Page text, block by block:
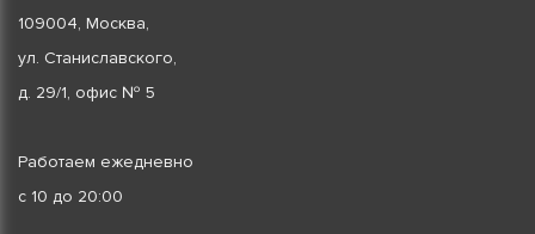
109004, Москва,
ул. Станиславского,
д. 29/1, офис № 5
Работаем ежедневно
с 10 до 20:00